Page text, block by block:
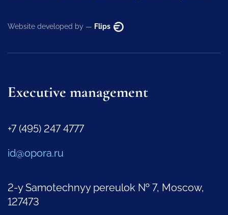
Website developed by — Flips
Executive management
+7 (495) 247 4777
id@opora.ru
2-y Samotechnyy pereulok № 7, Moscow,
127473